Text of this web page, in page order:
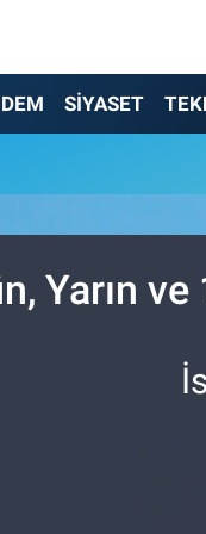
SİYASET
Yarın